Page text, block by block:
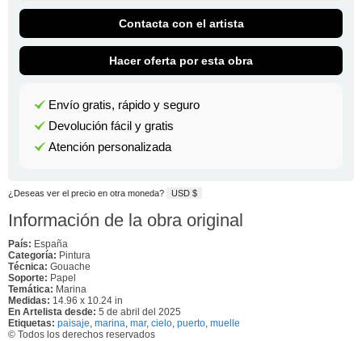
Contacta con el artista
Hacer oferta por esta obra
Envío gratis, rápido y seguro
Devolución fácil y gratis
Atención personalizada
¿Deseas ver el precio en otra moneda? USD $
Información de la obra original
País: España
Categoría: Pintura
Técnica: Gouache
Soporte: Papel
Temática: Marina
Medidas: 14.96 x 10.24 in
En Artelista desde: 5 de abril del 2025
Etiquetas: paisaje marina mar, cielo puerto muelle
© Todos los derechos reservados